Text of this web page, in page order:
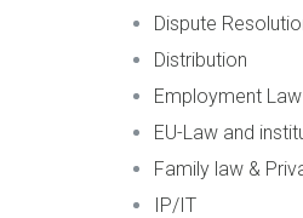
Dispute
Distribution
Employment Law
EU-Law and
Family law &
IP/IT